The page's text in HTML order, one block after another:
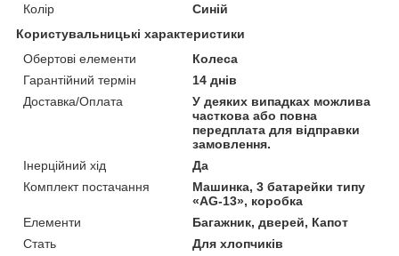
Колір
Синій
Користувальницькі характеристики
Обертові елементи
Колеса
Гарантійний термін
14 днів
Доставка/Оплата
У деяких випадках можлива
часткова або повна
передплата для відправки
замовлення.
Інерційний хід
Да
Комплект постачання
Машинка, 3 батарейки типу
«AG-13», коробка
Елементи
Багажник, дверей, Капот
Стать
Для хлопчиків